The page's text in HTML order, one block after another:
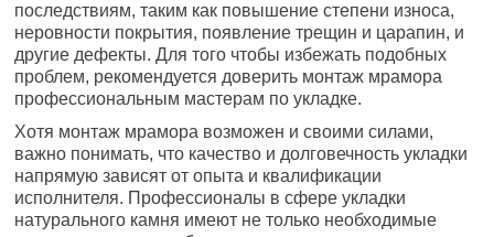
последствиям, таким как повышение степени износа,
неровности покрытия, появление трещин и царапин, и
другие дефекты. Для того чтобы избежать подобных
проблем, рекомендуется доверить монтаж мрамора
профессиональным мастерам по укладке.
Хотя монтаж мрамора возможен и своими силами,
важно понимать, что качество и долговечность укладки
напрямую зависят от опыта и квалификации
исполнителя. Профессионалы в сфере укладки
натурального камня имеют не только необходимые